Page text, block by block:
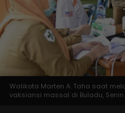
Walikota Marten A. Taha saat
vaksiansi massal di Buladu, Senin